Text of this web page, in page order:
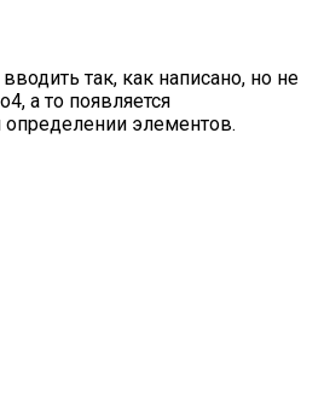
так, как написано, но не
а то появляется
определении элементов.